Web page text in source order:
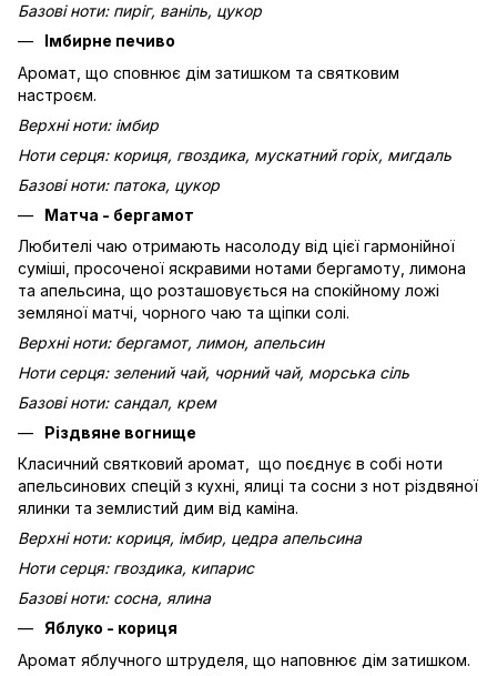
Базові ноти: пиріг, ваніль, цукор
Імбирне печиво
Аромат, що сповнює дім затишком та святковим
настроєм.
Верхні ноти: імбир
Ноти серця: кориця, гвоздика, мускатний горіх, мигдаль
Базові ноти: патока, цукор
Матча - бергамот
Любителі чаю отримають насолоду від цієї гармонійної
суміші, просоченої яскравими нотами бергамоту, лимона
та апельсина, що розташовується на спокійному ложі
земляної матчі, чорного чаю та щіпки солі.
Верхні ноти: бергамот, лимон, апельсин
Ноти серця: зелений чай, чорний чай, морська сіль
Базові ноти: сандал, крем
Різдвяне вогнище
Класичний святковий аромат, що поєднує в собі ноти
апельсинових спецій з кухні, ялиці та сосни з нот різдвяної
ялинки та землистий дим від каміна.
Верхні ноти: кориця, імбир, цедра апельсина
Ноти серця: гвоздика, кипарис
Базові ноти: сосна, ялина
Яблуко - кориця
Аромат яблучного штруделя, що наповнює дім затишком.